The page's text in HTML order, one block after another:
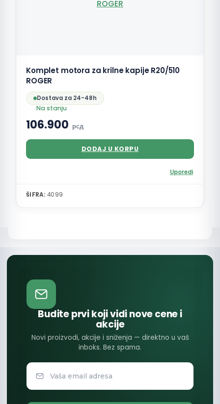
Komplet motora za krilne kapije R20/510
ROGER
Dostava za 24-48h
Na stanju
106.900 рсд
DODAJ U KORPU
Uporedi
ŠIFRA: 4099
Budite prvi koji vidi nove cene i
akcije
Novi proizvodi, akcije i sniženja — direktno u vaš
inboks. Bez spama.